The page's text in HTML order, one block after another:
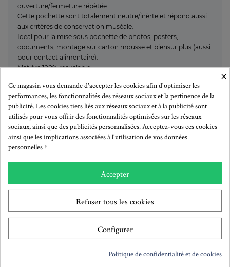
ouverture/fermeture répètée.
Cette pochette sont totalement neutre/inèrte et répond aussi
aux critères de conservation muséale.
Ideal pour la mise sous pochette de photos, posters,
documents, montage sur carton mousse et biensur plus (aussi
pour contact alimentaire).
Matière 100% recyclable
Plus de détails
Remises quantitatives
A partir de: Remise
Prix unitaire TTC:
0,65 €
50
10%
0,58 €
20%
0,52 €
300
30%
0,45 €
×
Ce magasin vous demande d'accepter les cookies afin d'optimiser les
performances, les fonctionnalités des réseaux sociaux et la pertinence de la
publicité. Les cookies tiers liés aux réseaux sociaux et à la publicité sont
utilisés pour vous offrir des fonctionnalités optimisées sur les réseaux
sociaux, ainsi que des publicités personnalisées. Acceptez-vous ces cookies
ainsi que les implications associées à l'utilisation de vos données
personnelles ?
Accepter
Refuser tous les cookies
Configurer
Politique de confidentialité et de cookies